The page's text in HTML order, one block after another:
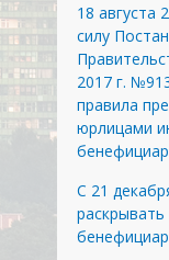
18 августа
силу
2017 г.
правила
юрлицами
С 21